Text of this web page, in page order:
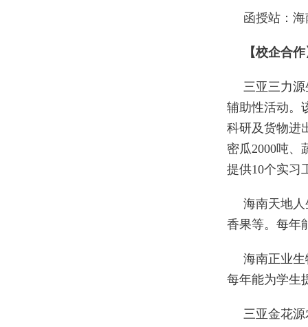
函授站：
【校企合
三亚三力
辅助性活动。
科研及货物进
密瓜2000吨、
提供10个实习
海南天地
香果等。每年
海南正业
每年能为学生
三亚金花